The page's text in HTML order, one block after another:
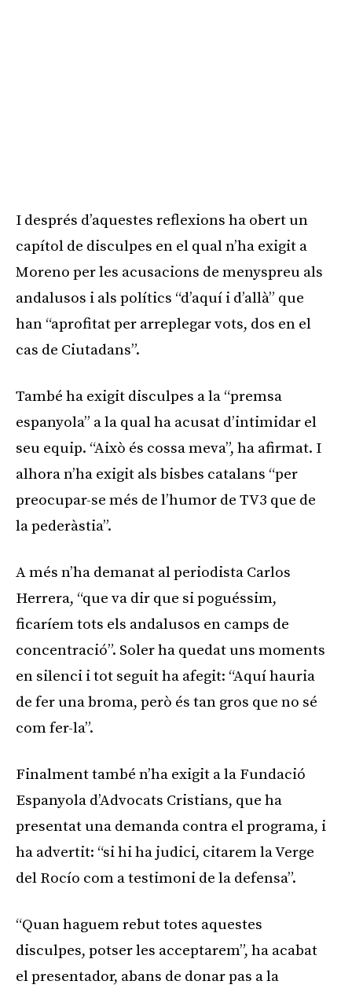
I després d’aquestes reflexions ha obert un
capítol de disculpes en el qual n’ha exigit a
Moreno per les acusacions de menyspreu als
andalusos i als polítics “d’aquí i d’allà” que
han “aprofitat per arreplegar vots, dos en el
cas de Ciutadans”.
També ha exigit disculpes a la “premsa
espanyola” a la qual ha acusat d’intimidar el
seu equip. “Això és cossa meva”, ha afirmat. I
alhora n’ha exigit als bisbes catalans “per
preocupar-se més de l’humor de TV3 que de
la pederàstia”.
A més n’ha demanat al periodista Carlos
Herrera, “que va dir que si poguéssim,
ficaríem tots els andalusos en camps de
concentració”. Soler ha quedat uns moments
en silenci i tot seguit ha afegit: “Aquí hauria
de fer una broma, però és tan gros que no sé
com fer-la”.
Finalment també n’ha exigit a la Fundació
Espanyola d’Advocats Cristians, que ha
presentat una demanda contra el programa, i
ha advertit: “si hi ha judici, citarem la Verge
del Rocío com a testimoni de la defensa”.
“Quan haguem rebut totes aquestes
disculpes, potser les acceptarem”, ha acabat
el presentador, abans de donar pas a la